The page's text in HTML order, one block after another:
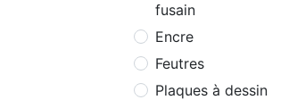
fusain
Encre
Feutres
Plaques à dessin